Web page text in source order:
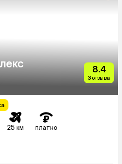
8.4
3 отзыва
25 км платно